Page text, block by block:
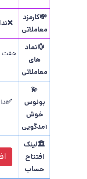
💸کارمزد
معاملاتی
💱نماد
های
معاملاتی
جفت
💫
بونوس
خوش
آمدگویی
✅
🏛️لینک
افتتاح
حساب